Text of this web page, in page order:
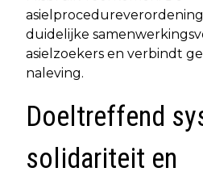
duidelijke
asielzoekers en verbindt
naleving.
Doeltreffend
solidariteit en